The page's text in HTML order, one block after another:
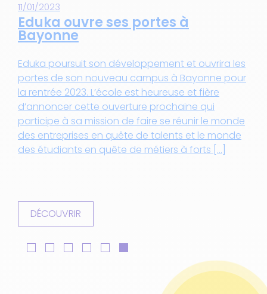
11/01/2023
Eduka ouvre ses portes à
Bayonne
Eduka poursuit son développement et ouvrira les
portes de son nouveau campus à Bayonne pour
la rentrée 2023. L’école est heureuse et fière
d’annoncer cette ouverture prochaine qui
participe à sa mission de faire se réunir le monde
des entreprises en quête de talents et le monde
des étudiants en quête de métiers à forts […]
DÉCOUVRIR